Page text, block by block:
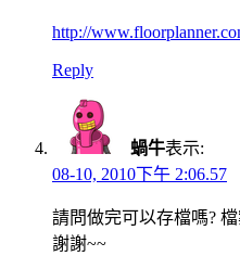
http://
Reply
蝸牛表示:
08-10, 2010下午 2:06.57
請問做完可以存檔嗎?
謝謝~~